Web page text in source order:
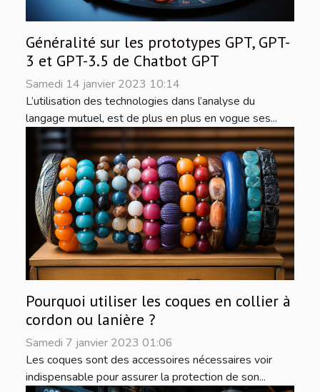
Généralité sur les prototypes GPT, GPT-
3 et GPT-3.5 de Chatbot GPT
Samedi 14 janvier 2023 10:14
L’utilisation des technologies dans l’analyse du
langage mutuel, est de plus en plus en vogue ses...
Pourquoi utiliser les coques en collier à
cordon ou lanière ?
Samedi 7 janvier 2023 01:06
Les coques sont des accessoires nécessaires voir
indispensable pour assurer la protection de son...